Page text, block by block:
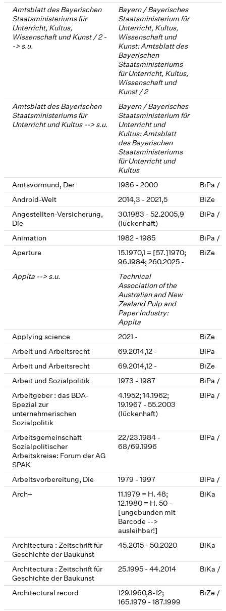
Amtsblatt des Bayerischen
Staatsministeriums für
Unterricht, Kultus,
Wissenschaft und Kunst / 2 -
-> s.u.
Bayern / Bayerisches
Staatsministerium für
Unterricht, Kultus,
Wissenschaft und
Kunst: Amtsblatt des
Bayerischen
Staatsministeriums
für Unterricht, Kultus,
Wissenschaft und
Kunst / 2
Amtsblatt des Bayerischen
Staatsministeriums für
Unterricht und Kultus --> s.u.
Bayern / Bayerisches
Staatsministerium für
Unterricht und
Kultus: Amtsblatt
des Bayerischen
Staatsministeriums
für Unterricht und
Kultus
Amtsvormund, Der
1986 - 2000
BiPa /
Android-Welt
2014,3 - 2021,5
BiZe
Angestellten-Versicherung,
Die
30.1983 - 52.2005,9
(lückenhaft)
BiPa /
Animation 1982 - 1985
BiPa /
Aperture
15.1970,1 = [57.]1970;
96.1984; 260.2025 -
BiZe
Appita --> s.u.
Technical
Association of the
Australian and New
Zealand Pulp and
Paper Industry:
Appita
Applying science
2021 -
BiZe
Arbeit und Arbeitsrecht
69.2014,12 -
BiPa
Arbeit und Arbeitsrecht
69.2014,12 -
BiZe
Arbeit und Sozialpolitik
1973 - 1987
BiPa /
Arbeitgeber : das BDA-
Spezial zur
unternehmerischen
Sozialpolitik
4.1952; 14.1962;
19.1967 - 55.2003
(lückenhaft)
BiPa /
Arbeitsgemeinschaft
Sozialpolitischer
Arbeitskreise: Forum der AG
SPAK
22/23.1984 -
68/69.1996
BiPa /
Arbeitsvorbereitung, Die 1979 - 1997
BiPa /
Arch+
11.1979 = H. 48;
12.1980 = H. 50 -
[ungebunden mit
Barcode -->
ausleihbar!]
BiKa
Architectura : Zeitschrift für
Geschichte der Baukunst
45.2015 - 50.2020 BiKa
Architectura : Zeitschrift für
Geschichte der Baukunst
25.1995 - 44.2014 BiKa /
Architectural record
129.1960,8-12;
165.1979 - 187.1999
BiZe /